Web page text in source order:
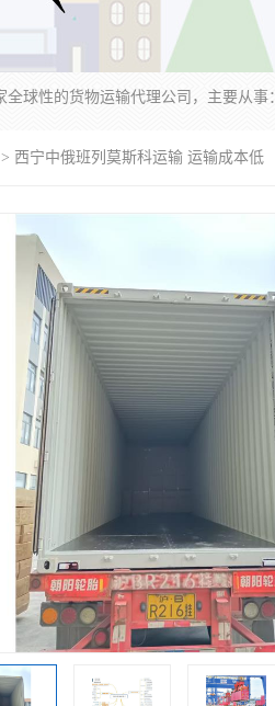
> 西宁中俄班列莫斯科运输 运输成本低